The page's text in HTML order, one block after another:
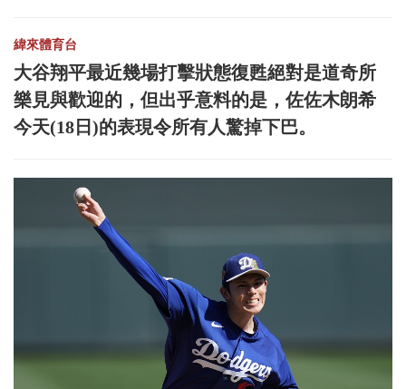
緯來體育台
大谷翔平最近幾場打擊狀態復甦絕對是道奇所
樂見與歡迎的，但出乎意料的是，佐佐木朗希
今天(18日)的表現令所有人驚掉下巴。